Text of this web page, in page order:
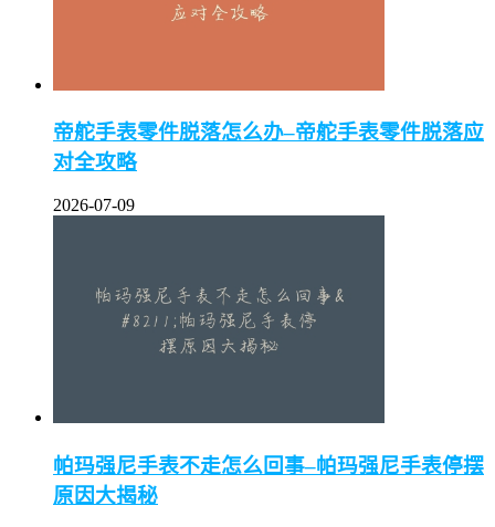
帝舵手表零件脱落怎么办–帝舵手表零件脱落应
对全攻略
2026-07-09
帕玛强尼手表不走怎么回事–帕玛强尼手表停摆
原因大揭秘